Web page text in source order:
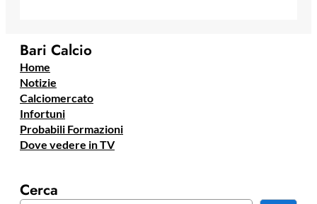
Bari Calcio
Home
Notizie
Calciomercato
Infortuni
Probabili Formazioni
Dove vedere in TV
Cerca